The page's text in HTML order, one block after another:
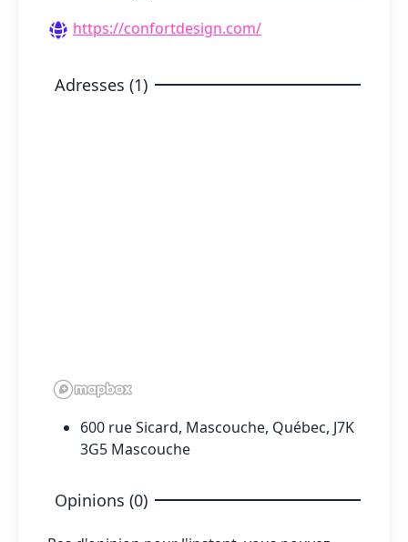
https://confortdesign.com/
Adresses (1)
600 rue Sicard, Mascouche, Québec, J7K
3G5 Mascouche
Opinions (0)